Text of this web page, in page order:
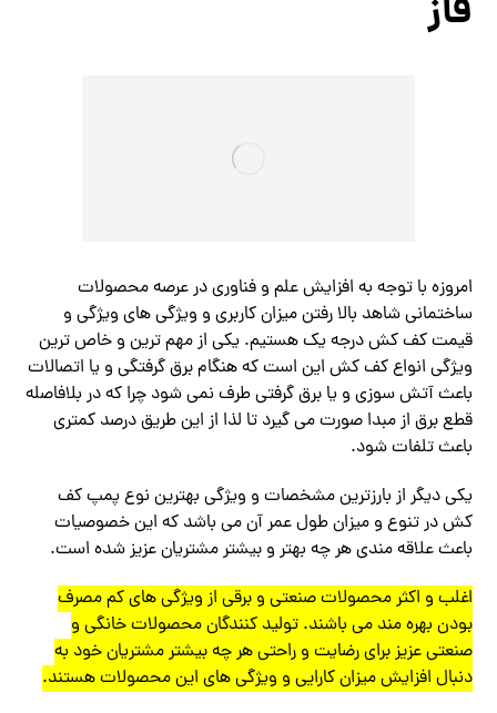
فاز
امروزه با توجه به افزایش علم و فناوری در عرصه محصولات
ساختمانی شاهد بالا رفتن میزان کاربری و ویژگی های ویژگی و
قیمت کف کش درجه یک هستیم. یکی از مهم ترین و خاص ترین
ویژگی انواع کف کش این است که هنگام برق گرفتگی و یا اتصالات
باعث آتش سوزی و یا برق گرفتی طرف نمی شود چرا که در بلافاصله
قطع برق از مبدا صورت می گیرد تا لذا از این طریق درصد کمتری
باعث تلفات شود.
یکی دیگر از بارزترین مشخصات و ویژگی بهترین نوع پمپ کف
کش در تنوع و میزان طول عمر آن می باشد که این خصوصیات
باعث علاقه مندی هر چه بهتر و بیشتر مشتریان عزیز شده است.
اغلب و اکثر محصولات صنعتی و برقی از ویژگی های کم مصرف
بودن بهره مند می باشند. تولید کنندگان محصولات خانگی و
صنعتی عزیز برای رضایت و راحتی هر چه بیشتر مشتریان خود به
دنبال افزایش میزان کارایی و ویژگی های این محصولات هستند.